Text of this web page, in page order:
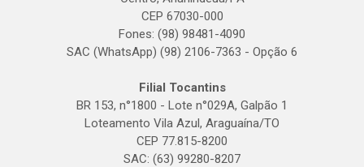
CEP 67030-000
Fones: (98) 98481-4090
SAC (WhatsApp) (98) 2106-7363 - Opção 6
Filial Tocantins
BR 153, n°1800 - Lote n°029A, Galpão 1
Loteamento Vila Azul, Araguaína/TO
CEP 77.815-8200
SAC: (63) 99280-8207